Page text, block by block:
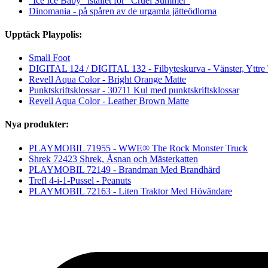
Dinomania - på spåren av de urgamla jätteödlorna
Upptäck Playpolis:
Small Foot
DIGITAL 124 / DIGITAL 132 - Filbyteskurva - Vänster, Yttre
Revell Aqua Color - Bright Orange Matte
Punktskriftsklossar - 30711 Kul med punktskriftsklossar
Revell Aqua Color - Leather Brown Matte
Nya produkter:
PLAYMOBIL 71955 - WWE® The Rock Monster Truck
Shrek 72423 Shrek, Åsnan och Mästerkatten
PLAYMOBIL 72149 - Brandman Med Brandhärd
Trefl 4-i-1-Pussel - Peanuts
PLAYMOBIL 72163 - Liten Traktor Med Hövändare